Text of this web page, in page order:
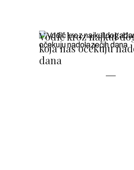
Vodič kroz najkul
koja nas očekuju
dana